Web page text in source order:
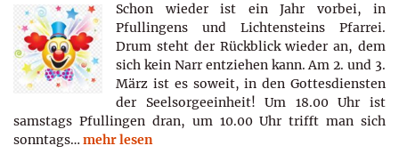
Schon wieder ist ein Jahr vorbei, in
Pfullingens und Lichtensteins Pfarrei.
Drum steht der Rückblick wieder an, dem
sich kein Narr entziehen kann. Am 2. und 3.
März ist es soweit, in den Gottesdiensten
der Seelsorgeeinheit! Um 18.00 Uhr ist
samstags Pfullingen dran, um 10.00 Uhr trifft man sich
sonntags… mehr lesen